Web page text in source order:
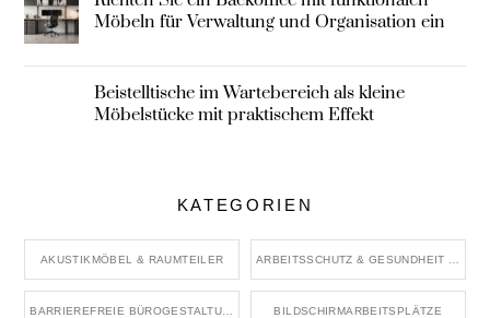
Möbeln für Verwaltung und Organisation ein
Beistelltische im Wartebereich als kleine
Möbelstücke mit praktischem Effekt
KATEGORIEN
AKUSTIKMÖBEL & RAUMTEILER
BILDSCHIRMARBEITSPLÄTZE